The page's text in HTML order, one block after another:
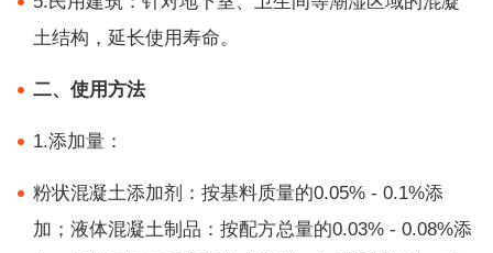
土结构，延长使用寿命。
二、使用方法
1.添加量：
粉状混凝土添加剂：按基料质量的0.05% - 0.1%添
加；液体混凝土制品：按配方总量的0.03% - 0.08%添